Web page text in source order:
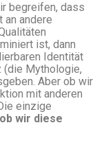
begreifen, dass
andere
ist, dann
Identität
(die Mythologie,
Aber ob wir
mit anderen
einzige
ob wir diese